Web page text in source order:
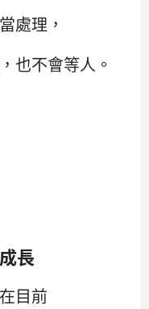
處理，
也不會等人。
長
目前